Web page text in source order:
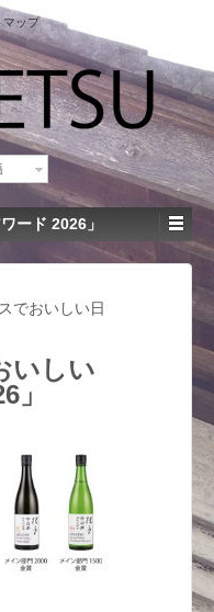
マップ
ード 2026」
でおいしい日
いしい
」